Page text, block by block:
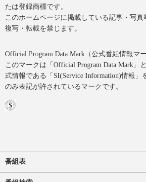
たは登録商標です。
このホームページに掲載している記事・写
複写・転載を禁じます。
Official Program Data Mark（公式番組情報マー
このマークは「Official Program Data Mark」
式情報である「SI(Service Information)情報」
のみ表記が許されているマークです。
番組表